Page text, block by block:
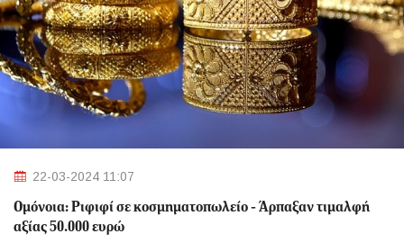
22-03-2024 11:07
Ομόνοια: Ριφιφί σε κοσμηματοπωλείο - Άρπαξαν τιμαλφή
αξίας 50.000 ευρώ